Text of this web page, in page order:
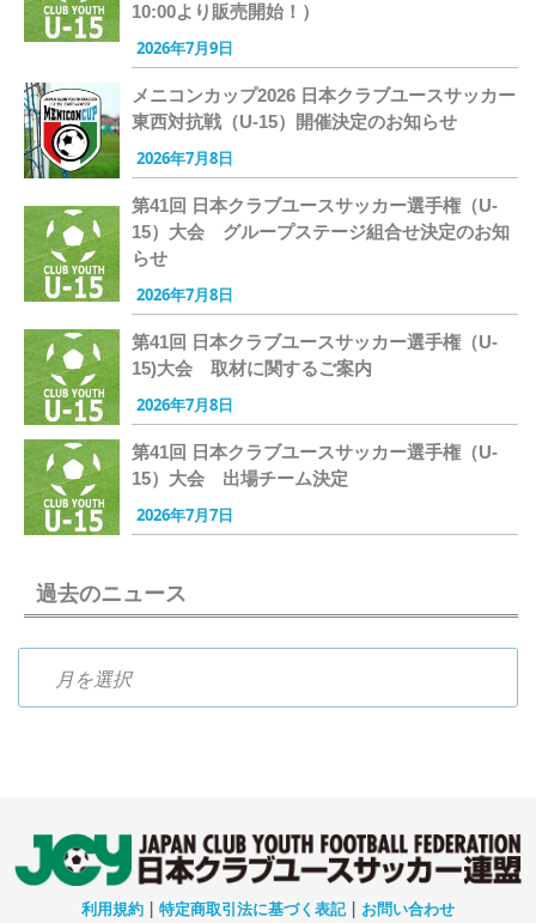
10:00より販売開始！）
2026年7月9日
メニコンカップ2026 日本クラブユースサッカー
東西対抗戦（U-15）開催決定のお知らせ
2026年7月8日
第41回 日本クラブユースサッカー選手権（U-
15）大会 グループステージ組合せ決定のお知
らせ
2026年7月8日
第41回 日本クラブユースサッカー選手権（U-
15)大会 取材に関するご案内
2026年7月8日
第41回 日本クラブユースサッカー選手権（U-
15）大会 出場チーム決定
2026年7月7日
過去のニュース
過去のニュース
利用規約 | 特定商取引法に基づく表記| お問い合わせ